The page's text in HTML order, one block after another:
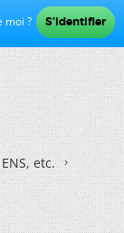
moi ?
etc.